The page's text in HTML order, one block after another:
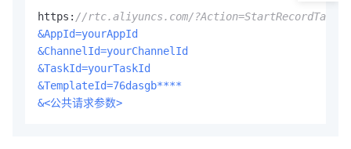
https: //rtc.aliyuncs.com/?Action=StartRecordTask
&AppId=yourAppId
&ChannelId=yourChannelId
&TaskId=yourTaskId
&TemplateId=76dasgb****
&<公共请求参数>